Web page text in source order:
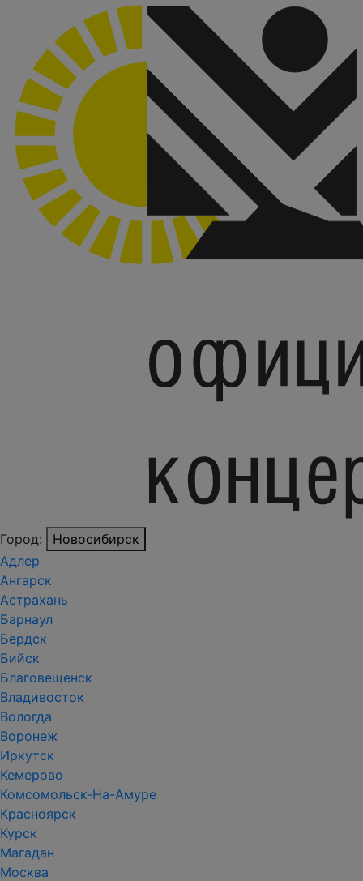
Город:
Новосибирск
Адлер
Ангарск
Астрахань
Барнаул
Бердск
Бийск
Благовещенск
Владивосток
Вологда
Воронеж
Иркутск
Кемерово
Комсомольск-На-Амуре
Красноярск
Курск
Магадан
Москва